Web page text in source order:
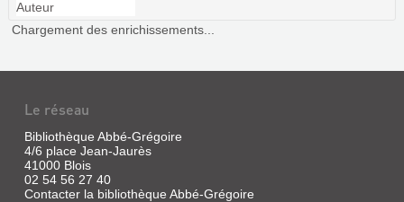
Chargement des enrichissements...
Le réseau
Bibliothèque Abbé-Grégoire
4/6 place Jean-Jaurès
41000 Blois
02 54 56 27 40
Contacter la bibliothèque Abbé-Grégoire